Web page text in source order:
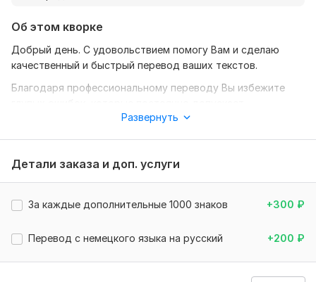
Об этом кворке
Добрый день. С удовольствием помогу Вам и сделаю
качественный и быстрый перевод ваших текстов.
Благодаря профессиональному переводу Вы избежите
искусственный интеллект (ИИ).
Переведу 3000 знаков с пробелами. Качество и скорость
От Вас потребуется предоставить файл для перевода в
любом удобном для Вас формате и озвучить имеющиеся
Развернуть
Детали заказа и доп. услуги
За каждые дополнительные 1000 знаков +300 ₽
Перевод с немецкого языка на русский +200 ₽